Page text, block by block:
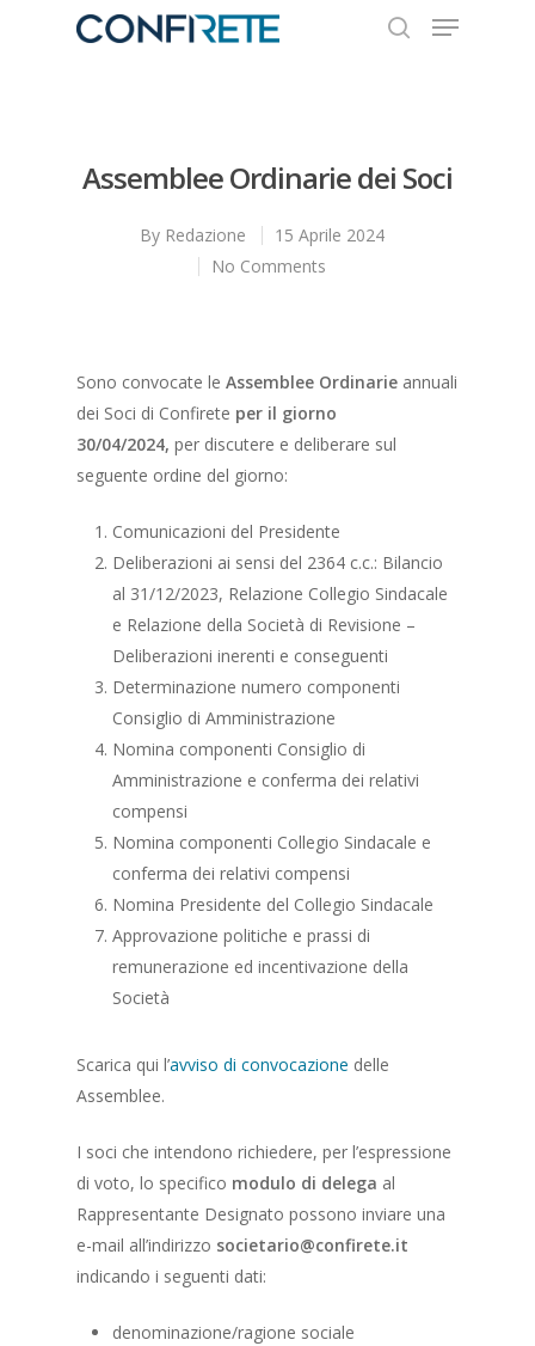
Assemblee Ordinarie dei Soci
By Redazione
15 Aprile 2024
No Comments
Sono convocate le Assemblee Ordinarie annuali
dei Soci di Confirete per il giorno
30/04/2024, per discutere e deliberare sul
seguente ordine del giorno:
Comunicazioni del Presidente
Deliberazioni ai sensi del 2364 c.c.: Bilancio
al 31/12/2023, Relazione Collegio Sindacale
e Relazione della Società di Revisione –
Deliberazioni inerenti e conseguenti
Determinazione numero componenti
Consiglio di Amministrazione
Nomina componenti Consiglio di
Amministrazione e conferma dei relativi
compensi
Nomina componenti Collegio Sindacale e
conferma dei relativi compensi
Nomina Presidente del Collegio Sindacale
Approvazione politiche e prassi di
remunerazione ed incentivazione della
Società
Scarica qui l’avviso di convocazione delle
Assemblee.
I soci che intendono richiedere, per l’espressione
di voto, lo specifico modulo di delega al
Rappresentante Designato possono inviare una
e-mail all’indirizzo societario@confirete.it
indicando i seguenti dati:
denominazione/ragione sociale